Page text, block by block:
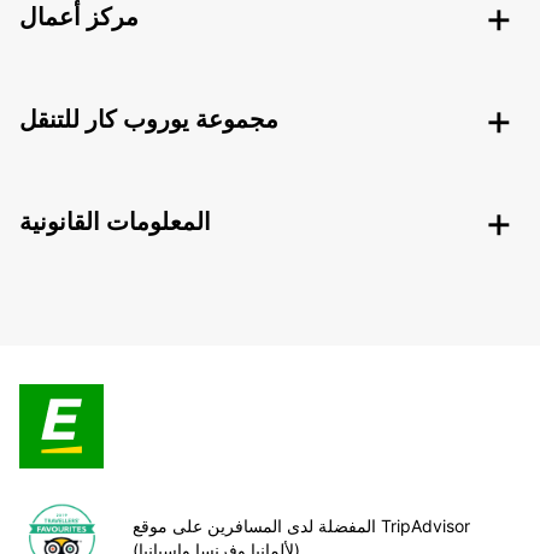
مركز أعمال
مجموعة يوروب كار للتنقل
المعلومات القانونية
المفضلة لدى المسافرين على موقع TripAdvisor